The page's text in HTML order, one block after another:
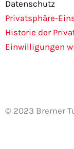
k
a
m
Datenschutz
Privatsphäre-
Historie der
Einwilligungen
© 2023 Bremer